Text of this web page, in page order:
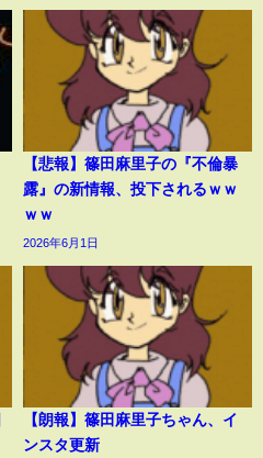
【悲報】篠田麻里子の『不倫暴
露』の新情報、投下されるｗｗ
ｗｗ
2026年6月1日
【朗報】篠田麻里子ちゃん、イ
ンスタ更新